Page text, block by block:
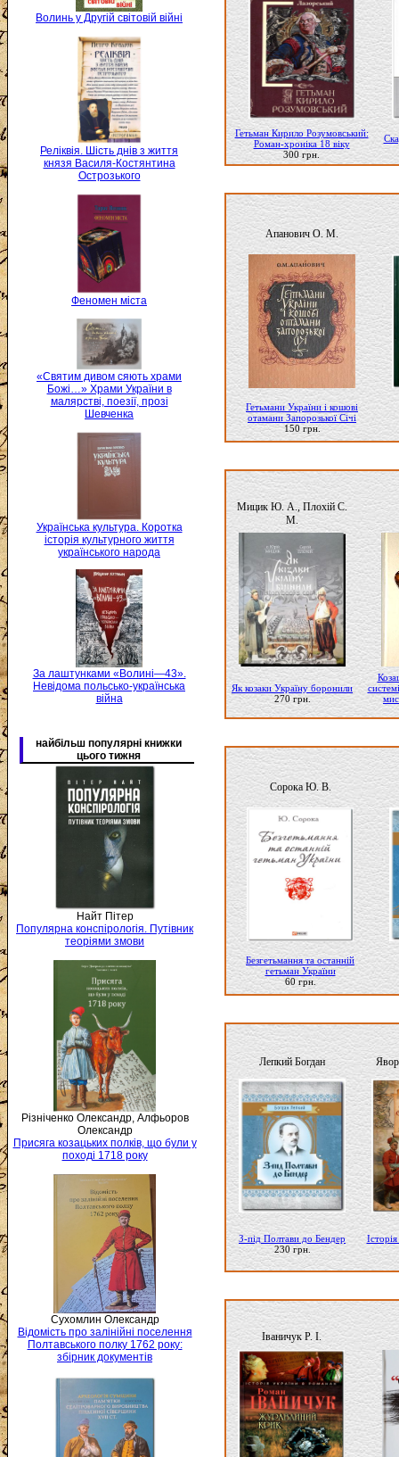
Волинь у Другій світовій війні
Реліквія. Шість днів з життя
князя Василя-Костянтина
Острозького
Феномен міста
«Святим дивом сяють храми
Божі…» Храми України в
малярстві, поезії, прозі
Шевченка
Українська культура. Коротка
історія культурного життя
українського народа
За лаштунками «Волині—43».
Невідома польсько-українська
війна
найбільш популярні книжки
цього тижня
Найт Пітер
Популярна конспірологія. Путівник
теоріями змови
Різніченко Олександр, Алфьоров
Олександр
Присяга козацьких полків, що були у
поході 1718 року
Сухомлин Олександр
Відомість про залінійні поселення
Полтавського полку 1762 року:
збірник документів
Гетьман Кирило Розумовський:
Роман-хроніка 18 віку
300 грн.
Апанович О. М.
Гетьмани України і кошові
отамани Запорозької Січі
150 грн.
Мицик Ю. А., Плохій С.
М.
Як козаки Україну боронили
270 грн.
Сорока Ю. В.
Безгетьмання та останній
гетьман України
60 грн.
Лепкий Богдан
З-під Полтави до Бендер
230 грн.
Іваничук P. I.